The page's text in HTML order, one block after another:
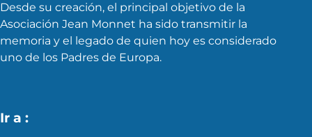
Desde su creación, el principal objetivo de la
Asociación Jean Monnet ha sido transmitir la
memoria y el legado de quien hoy es considerado
uno de los Padres de Europa.
Ir a :